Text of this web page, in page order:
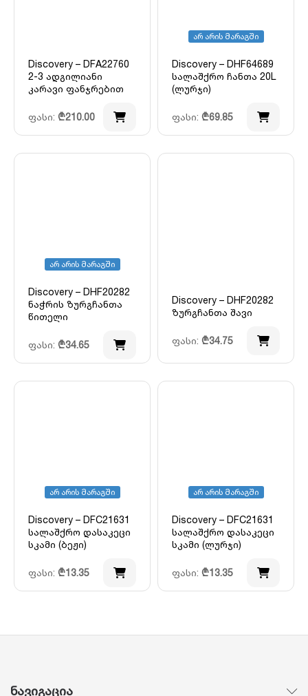
Discovery – DFA22760
2-3 ადგილიანი
კარავი ფანჯრებით
ფასი: ₾210.00
არ არის მარაგში
Discovery – DHF64689
სალაშქრო ჩანთა 20L
(ლურჯი)
ფასი: ₾69.85
არ არის მარაგში
Discovery – DHF20282
ნაჭრის ზურგჩანთა
წითელი
ფასი: ₾34.65
Discovery – DHF20282
ზურგჩანთა შავი
ფასი: ₾34.75
არ არის მარაგში
Discovery – DFC21631
სალაშქრო დასაკეცი
სკამი (ბეჟი)
ფასი: ₾13.35
არ არის მარაგში
Discovery – DFC21631
სალაშქრო დასაკეცი
სკამი (ლურჯი)
ფასი: ₾13.35
ნავიგაცია